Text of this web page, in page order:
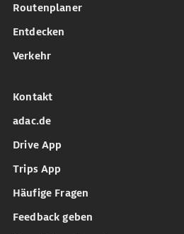
Routenplaner
Entdecken
Verkehr
Kontakt
adac.de
Drive App
Trips App
Häufige Fragen
Feedback geben